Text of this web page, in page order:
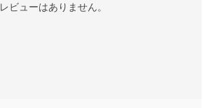
レビューはありません。